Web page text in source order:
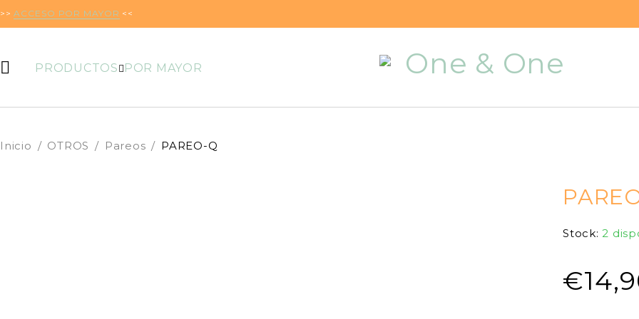
>>ACCESO POR MAYOR <<
PRODUCTOS POR MAYOR
Inicio / OTROS / Pareos / PAREO-Q
Stock: 2
€